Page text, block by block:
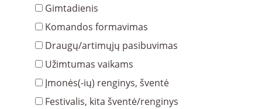
Gimtadienis
Komandos formavimas
Draugų/artimųjų pasibuvimas
Užimtumas vaikams
Įmonės(-ių) renginys, šventė
Festivalis, kita šventė/renginys